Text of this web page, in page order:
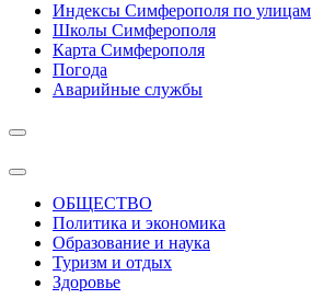
Симферополь городской сайт
Индексы Симферополя по улицам
Школы Симферополя
Карта Симферополя
Погода
Аварийные службы
ОБЩЕСТВО
Политика и экономика
Образование и наука
Туризм и отдых
Здоровье